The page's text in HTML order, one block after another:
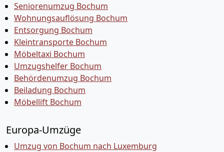
Seniorenumzug Bochum
Wohnungsauflösung Bochum
Entsorgung Bochum
Kleintransporte Bochum
Möbeltaxi Bochum
Umzugshelfer Bochum
Behördenumzug Bochum
Beiladung Bochum
Möbellift Bochum
Europa-Umzüge
Umzug von Bochum nach Luxemburg